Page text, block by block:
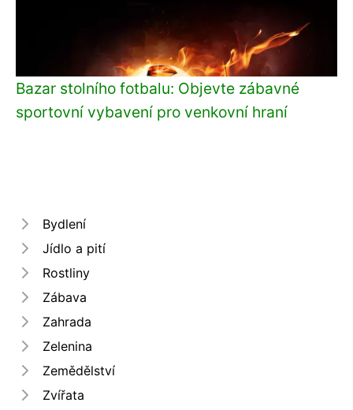
Bazar stolního fotbalu: Objevte zábavné
sportovní vybavení pro venkovní hraní
Bydlení
Jídlo a pití
Rostliny
Zábava
Zahrada
Zelenina
Zemědělství
Zvířata